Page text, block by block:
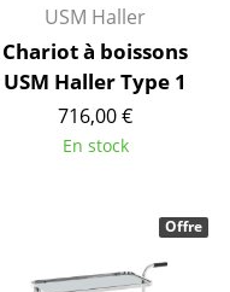
USM Haller
Chariot à boissons
USM Haller Type 1
716,00 €
En stock
Offre